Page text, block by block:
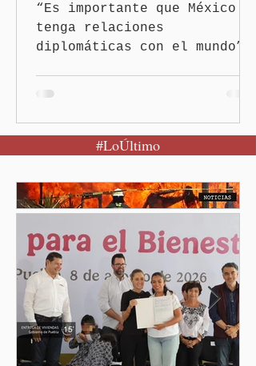
“Es importante que México
tenga relaciones
diplomáticas con el mundo”,
Sheinbaum Pardo anunció el
restablecimiento de las
entre los gobiernos de
México y Perú. “Es
la orientación política de
los gobiernos —porque hay
orientaciones políticas de
los gobiernos, llegan por
un partido, llegan por otro
— es importante que México
tenga relaciones
#LoÚltimo